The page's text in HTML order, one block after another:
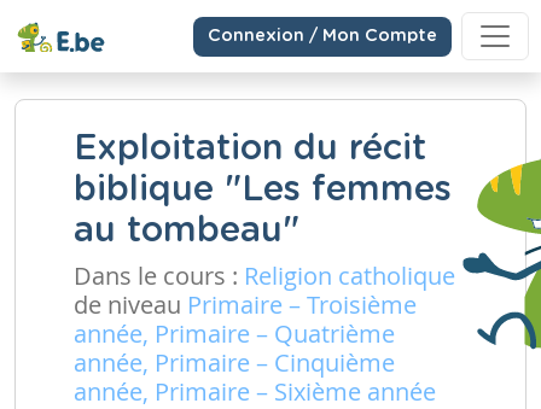
Connexion / Mon Compte
Exploitation du récit
biblique "Les femmes
au tombeau"
Dans le cours : Religion catholique
de niveau Primaire – Troisième
année, Primaire – Quatrième
année, Primaire – Cinquième
année, Primaire – Sixième année